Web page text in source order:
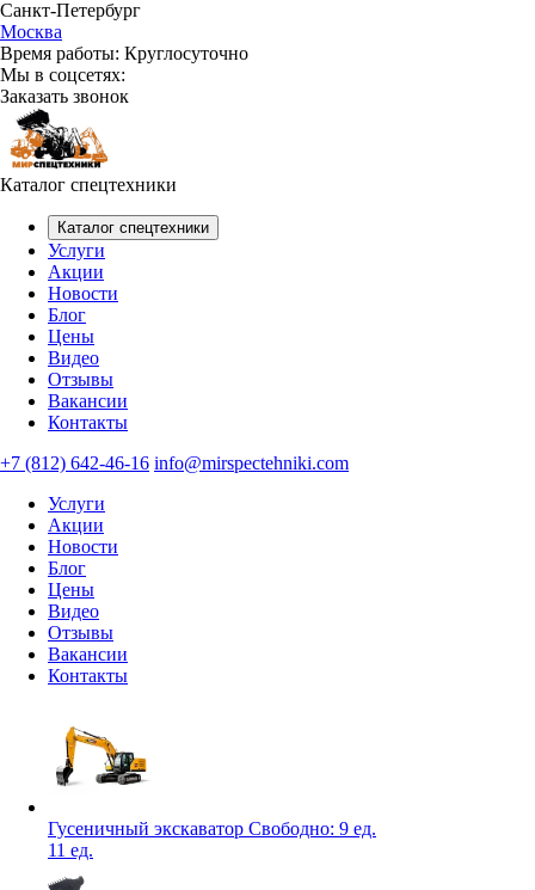
Санкт-Петербург
Москва
Время работы: Круглосуточно
Мы в соцсетях:
Заказать звонок
Каталог спецтехники
Каталог спецтехники
Услуги
Акции
Новости
Блог
Цены
Видео
Отзывы
Вакансии
Контакты
+7 (812) 642-46-16 info@mirspectehniki.com
Услуги
Акции
Новости
Блог
Цены
Видео
Отзывы
Вакансии
Контакты
Гусеничный экскаватор Свободно: 9 ед.
11 ед.